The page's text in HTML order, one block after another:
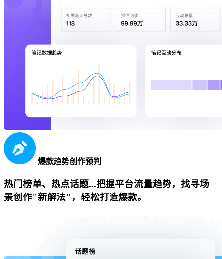
爆款趋势创作预判
热门榜单、热点话题...把握平台流量趋势，找寻场
景创作"新解法"，轻松打造爆款。